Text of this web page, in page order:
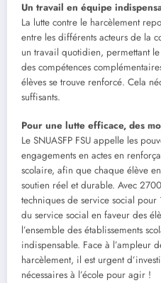
Un travail en équipe
La lutte contre le harcèlement
entre les différents acteurs de la
un travail quotidien, permettant
des compétences
élèves se trouve renforcé. Cela
suffisants.
Pour une lutte efficace, des
Le SNUASFP FSU appelle les
engagements en actes en
scolaire, afin que chaque élève
soutien réel et durable. Avec
techniques de service social pour
du service social en faveur des
l’ensemble des établissements
indispensable. Face à l’ampleur
harcèlement, il est urgent
nécessaires à l’école pour agir !